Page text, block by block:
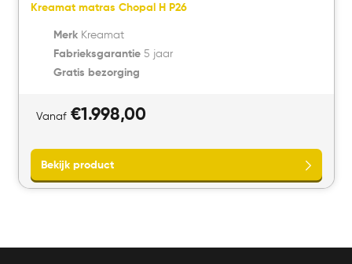
Kreamat matras Chopal H P26
MerkKreamat
Fabrieksgarantie5 jaar
Gratis bezorging
Vanaf €1.998,00